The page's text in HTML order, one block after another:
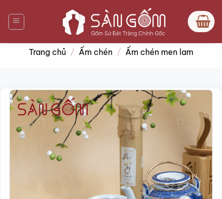
qua
nội
dung
Trang chủ / Ấm chén / Ấm chén men lam